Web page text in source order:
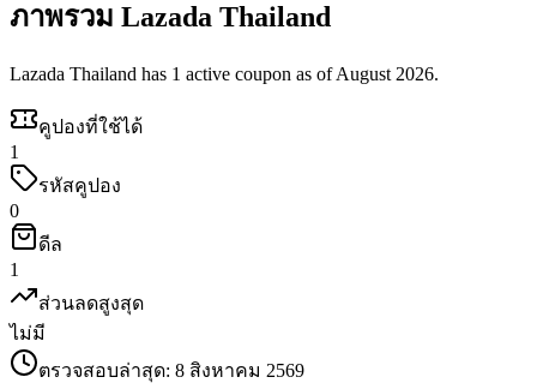
ภาพรวม Lazada Thailand
Lazada Thailand has 1 active coupon as of August 2026.
คูปองที่ใช้ได้
1
รหัสคูปอง
0
ดีล
1
ส่วนลดสูงสุด
ไม่มี
ตรวจสอบล่าสุด: 8 สิงหาคม 2569